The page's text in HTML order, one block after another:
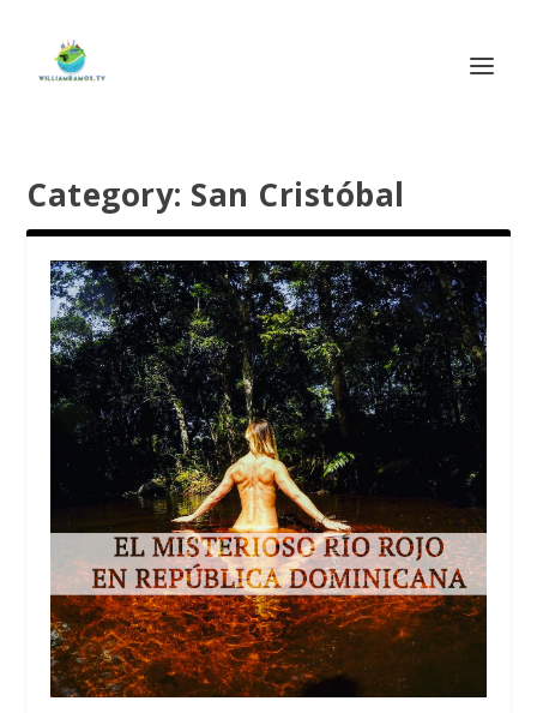
Category: San Cristóbal